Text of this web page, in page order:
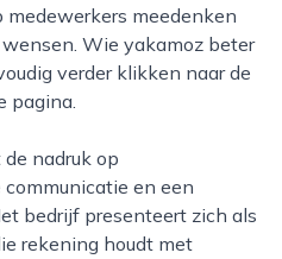
meedenken
Wie yakamoz beter
verder klikken naar de
pagina.
en een
bedrijf presenteert zich als
rekening houdt met